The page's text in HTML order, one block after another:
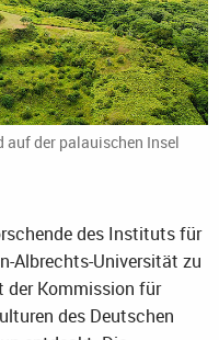
auf der palauischen Insel
des Instituts für
Albrechts-Universität zu
der Kommission für
des Deutschen